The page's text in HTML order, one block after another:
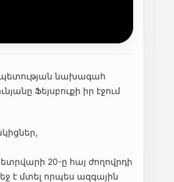
նախագահ
Ֆեյսբուքի իր էջում
20-ը հայ ժողովրդի
է մտել որպես ազգային